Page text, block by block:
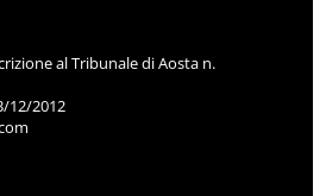
al Tribunale di Aosta n.
12/2012